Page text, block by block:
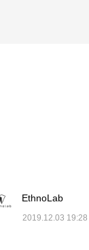
EthnoLab
2019.12.03 19:28